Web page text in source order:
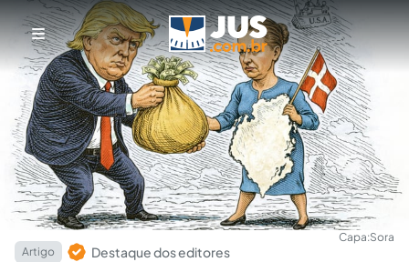
Capa:Sora
Artigo
Destaque dos editores